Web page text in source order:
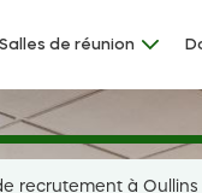
Salles de réunion
recrutement à Oullins